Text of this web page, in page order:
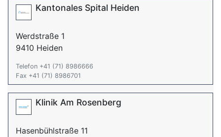
Kantonales Spital Heiden
Werdstraße 1
9410 Heiden
Telefon +41 (71) 8986666
Fax +41 (71) 8986701
Klinik Am Rosenberg
Hasenbühlstraße 11